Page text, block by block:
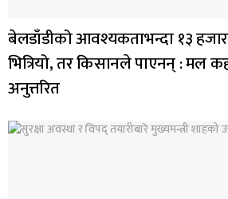
बेलडाँडीको आवश्यकताभन्दा १३
भित्रियो, तर किसानले पाएनन् : मल
अनुत्तरित